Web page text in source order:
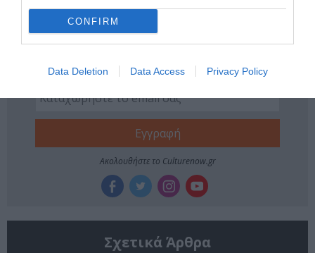
CONFIRM
Data Deletion Data Access Privacy Policy
Newsletter
την Τέχνη και τον Πολιτισμό!
Ακολουθήστε το Culturenow.gr
Σχετικά Άρθρα